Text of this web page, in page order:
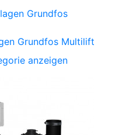
Grundfos Multilift
anzeigen